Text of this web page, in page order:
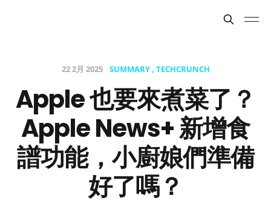
22 2月 2025 SUMMARY TECHCRUNCH
Apple 也要來煮菜了？
Apple News+ 新增食
譜功能，小廚娘們準備
好了嗎？